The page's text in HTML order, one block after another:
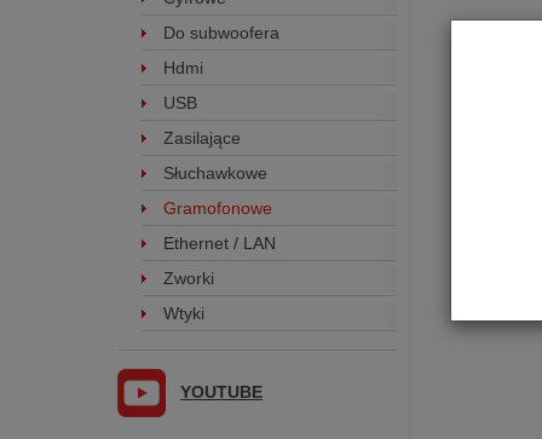
Do subwoofera
Hdmi
USB
Zasilające
Słuchawkowe
Gramofonowe
Ethernet / LAN
Zworki
Wtyki
YOUTUBE